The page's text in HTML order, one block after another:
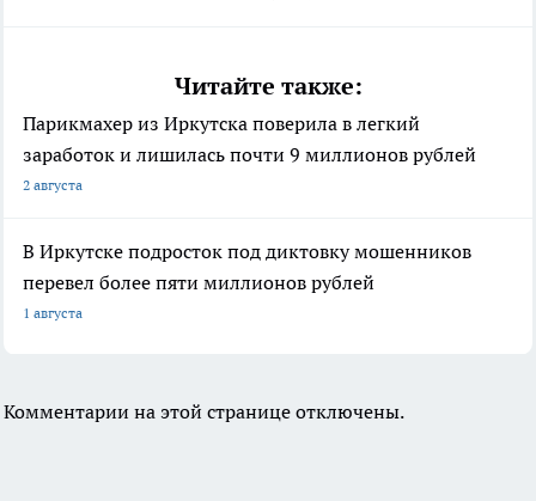
Читайте также:
Парикмахер из Иркутска поверила в легкий
заработок и лишилась почти 9 миллионов рублей
2 августа
В Иркутске подросток под диктовку мошенников
перевел более пяти миллионов рублей
1 августа
Комментарии на этой странице отключены.